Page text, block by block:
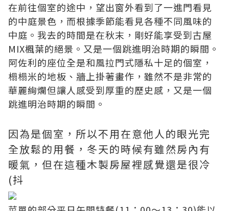
在前往個室的途中，望出窗外看到了一進門看見
的中庭景色，而根據季節能看見各種不同風味的
中庭。我去的時間是在秋末，剛好能享受到古屋
MIX楓葉的絕景。又是一個跳進明治時期的瞬間。
阿佐利的座位全是和風拉門式隱私十足的個室，
榻榻米的地板、牆上掛著畫作，雖然不是非常的
華麗絢爛但讓人感受到厚重的歷史感，又是一個
跳進明治時期的瞬間。
因為是個室，所以不用在意他人的眼光完
全放鬆的用餐，冬天的時候有雖然房內有
暖氣，但在這種木製房屋裡感覺還是很冷
(抖